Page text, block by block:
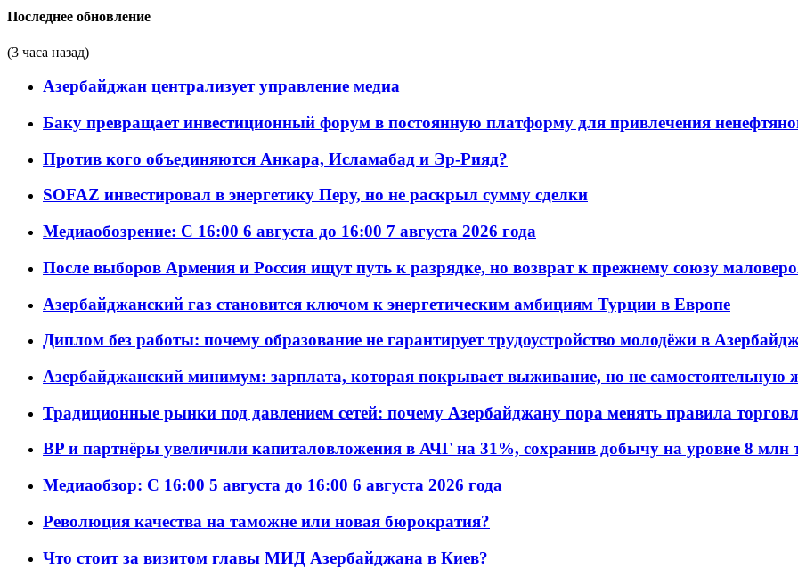
Последнее обновление
(3 часа назад)
Азербайджан централизует управление медиа
Баку превращает инвестиционный форум в постоянную платформу для привлечения
Против кого объединяются Анкара, Исламабад и Эр-Рияд?
SOFAZ инвестировал в энергетику Перу, но не раскрыл сумму сделки
Медиаобозрение: С 16:00 6 августа до 16:00 7 августа 2026 года
После выборов Армения и Россия ищут путь к разрядке, но возврат к прежнему союзу
Азербайджанский газ становится ключом к энергетическим амбициям Турции в Европе
Диплом без работы: почему образование не гарантирует трудоустройство молодёжи в
Азербайджанский минимум: зарплата, которая покрывает выживание, но не самостоятельную
Традиционные рынки под давлением сетей: почему Азербайджану пора менять правила
BP и партнёры увеличили капиталовложения в АЧГ на 31%, сохранив добычу на уровне 8 млн
Медиаобзор: С 16:00 5 августа до 16:00 6 августа 2026 года
Революция качества на таможне или новая бюрократия?
Что стоит за визитом главы МИД Азербайджана в Киев?